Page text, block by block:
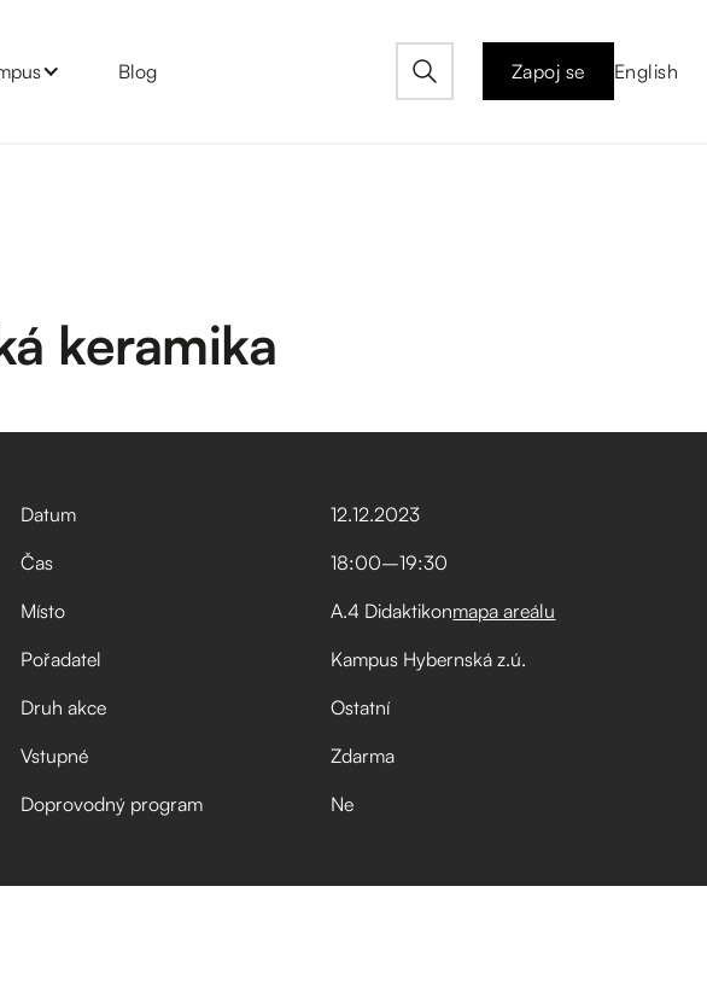
Blog Zapoj se English
keramika
Datum 12.12.2023
Čas
18:00–⁠19:30
Místo
A.4 Didaktikonmapa areálu
Pořadatel
Kampus Hybernská z.ú.
Druh akce
Ostatní
Vstupné
Zdarma
Doprovodný program
Ne